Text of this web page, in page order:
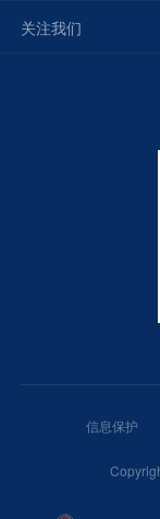
关注我们
信息保护